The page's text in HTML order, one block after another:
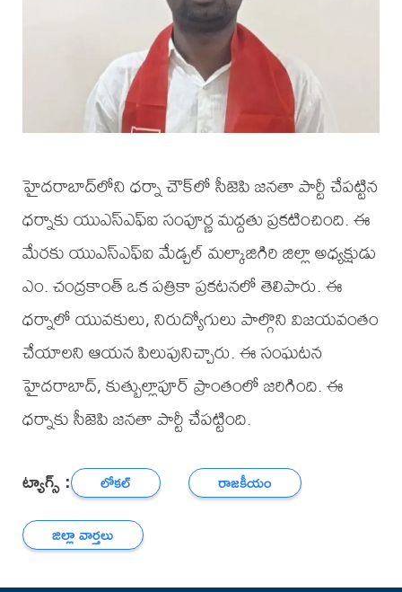
హైదరాబాద్‌లోని ధర్నా చౌక్‌లో సీజెపి జనతా పార్టీ చేపట్టిన
ధర్నాకు యుఎస్ఎఫ్ఐ సంపూర్ణ మద్దతు ప్రకటించింది. ఈ
మేరకు యుఎస్ఎఫ్ఐ మేడ్చల్ మల్కాజిగిరి జిల్లా అధ్యక్షుడు
ఎం. చంద్రకాంత్ ఒక పత్రికా ప్రకటనలో తెలిపారు. ఈ
ధర్నాలో యువకులు, నిరుద్యోగులు పాల్గొని విజయవంతం
చేయాలని ఆయన పిలుపునిచ్చారు. ఈ సంఘటన
హైదరాబాద్, కుత్బుల్లాపూర్ ప్రాంతంలో జరిగింది. ఈ
ధర్నాకు సీజెపి జనతా పార్టీ చేపట్టింది.
ట్యాగ్స్ : లోకల్
రాజకీయం
జిల్లా వార్తలు